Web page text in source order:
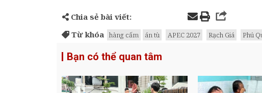
Chia sẻ bài viết:
Từ khóa hàng cấm án tù APEC 2027 Rạch Giá Phú
Bạn có thể quan tâm